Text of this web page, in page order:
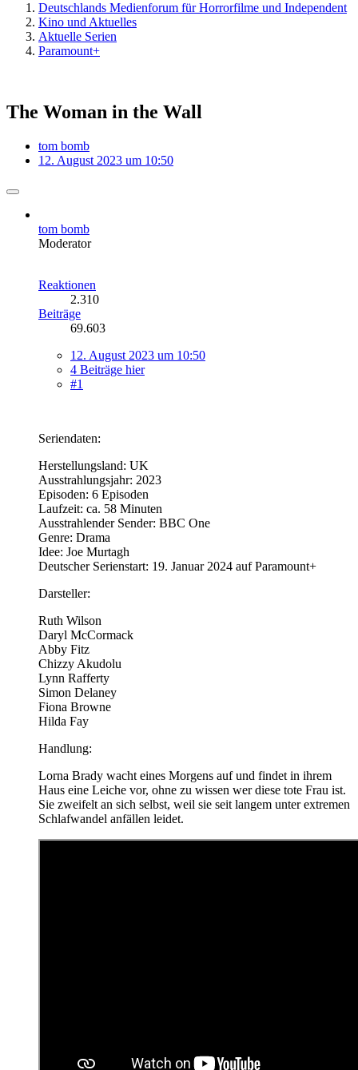
Deutschlands Medienforum für Horrorfilme und Independent
Kino und Aktuelles
Aktuelle Serien
Paramount+
The Woman in the Wall
tom bomb
12. August 2023 um 10:50
tom bomb
Moderator
Reaktionen
2.310
Beiträge
69.603
12. August 2023 um 10:50
4 Beiträge hier
#1
Seriendaten:
Herstellungsland: UK
Ausstrahlungsjahr: 2023
Episoden: 6 Episoden
Laufzeit: ca. 58 Minuten
Ausstrahlender Sender: BBC One
Genre: Drama
Idee: Joe Murtagh
Deutscher Serienstart: 19. Januar 2024 auf Paramount+
Darsteller:
Ruth Wilson
Daryl McCormack
Abby Fitz
Chizzy Akudolu
Lynn Rafferty
Simon Delaney
Fiona Browne
Hilda Fay
Handlung:
Lorna Brady wacht eines Morgens auf und findet in ihrem
Haus eine Leiche vor, ohne zu wissen wer diese tote Frau ist.
Sie zweifelt an sich selbst, weil sie seit langem unter extremen
Schlafwandel anfällen leidet.